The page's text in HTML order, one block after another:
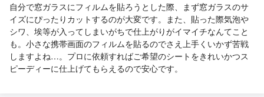
自分で窓ガラスにフィルムを貼ろうとした際、まず窓ガラスのサ
イズにぴったりカットするのが大変です。また、貼った際気泡や
シワ、埃等が入ってしまいがちで仕上がりがイマイチなんてこと
も。小さな携帯画面のフィルムを貼るのでさえ上手くいかず苦戦
しますよね…。プロに依頼すればご希望のシートをきれいかつス
ピーディーに仕上げてもらえるので安心です。